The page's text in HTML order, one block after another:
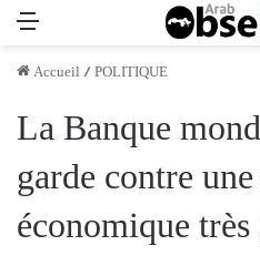
Accueil /POLITIQUE
La Banque
garde contre
économique